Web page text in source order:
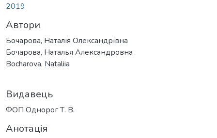
2019
Автори
Бочарова, Наталія Олександрівна
Бочарова, Наталья Александровна
Bocharova, Nataliia
Видавець
ФОП Однорог Т. В.
Анотація